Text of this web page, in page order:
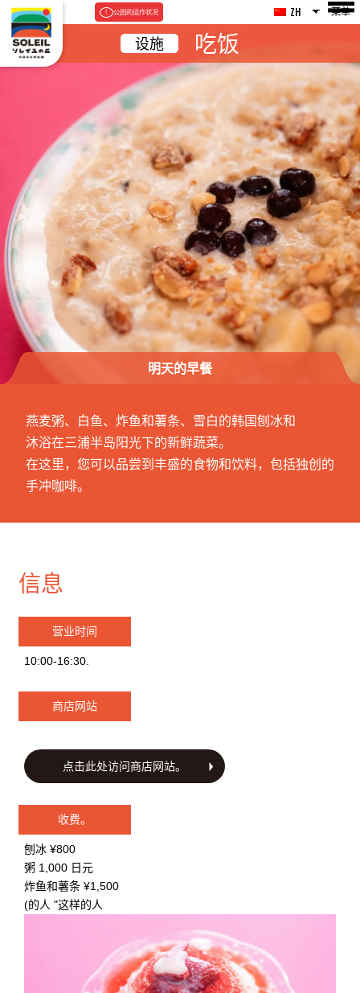
公园的运作状况 ZH 菜单
设施 吃饭
明天的早餐
燕麦粥、白鱼、炸鱼和薯条、雪白的韩国刨冰和
沐浴在三浦半岛阳光下的新鲜蔬菜。
在这里，您可以品尝到丰盛的食物和饮料，包括独创的
手冲咖啡。
信息
营业时间
10:00-16:30.
商店网站
点击此处访问商店网站。
收费。
刨冰 ¥800
粥 1,000 日元
炸鱼和薯条 ¥1,500
(的人 "这样的人